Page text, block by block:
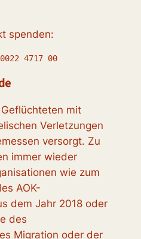
spenden:
IBAN: DE61 2107 0020 0022 4717 00
mit
Verletzungen
versorgt. Zu
immer wieder
wie zum
AOK-
dem Jahr 2018 oder
des
Migration oder der